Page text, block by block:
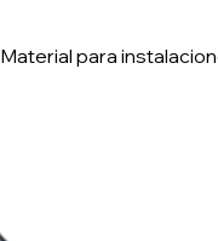
Material para